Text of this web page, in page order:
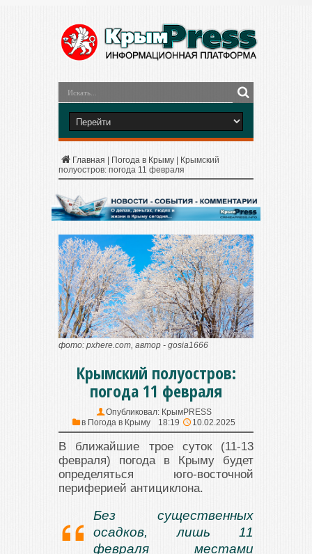
Главная Погода в Крыму
Крымский
полуостров: погода 11 февраля
фото: pxhere.com, автор - gosia1666
Крымский полуостров:
погода 11 февраля
Опубликовал: КрымPRESS
в Погода в Крыму 18:19 10.02.2025
В ближайшие трое суток (11-13
февраля) погода в Крыму будет
определяться юго-восточной
периферией антициклона.
Без существенных
осадков, лишь 11
февраля местами